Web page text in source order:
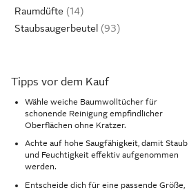
Raumdüfte
Staubsaugerbeutel
Tipps vor dem Kauf
Wähle weiche Baumwolltücher für
schonende Reinigung empfindlicher
Oberflächen ohne Kratzer.
Achte auf hohe Saugfähigkeit, damit Staub
und Feuchtigkeit effektiv aufgenommen
werden.
Entscheide dich für eine passende Größe,